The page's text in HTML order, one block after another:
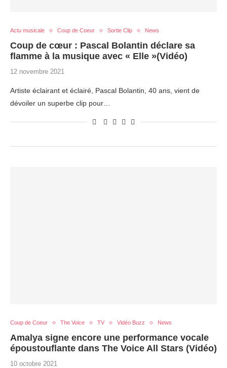
Actu musicale Coup de Coeur Sortie Clip News
Coup de cœur : Pascal Bolantin déclare sa
flamme à la musique avec « Elle »(Vidéo)
12 novembre 2021
Artiste éclairant et éclairé, Pascal Bolantin, 40 ans, vient de
dévoiler un superbe clip pour…
Coup de Coeur The Voice TV Vidéo Buzz News
Amalya signe encore une performance vocale
époustouflante dans The Voice All Stars (Vidéo)
10 octobre 2021